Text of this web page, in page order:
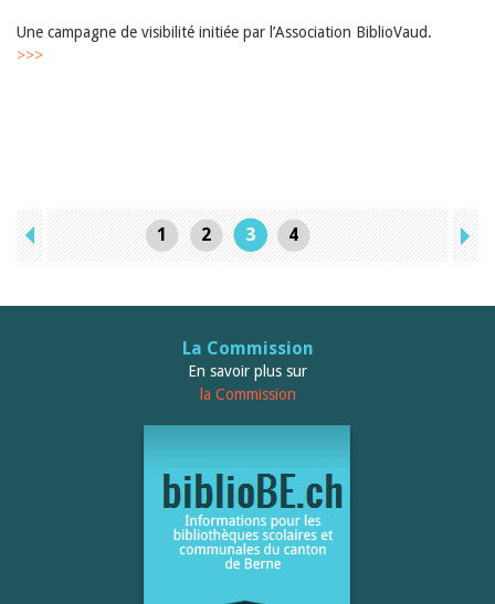
Une campagne de visibilité initiée par l’Association BiblioVaud.
>>>
1 2 3 4
La Commission
En savoir plus sur
la Commission